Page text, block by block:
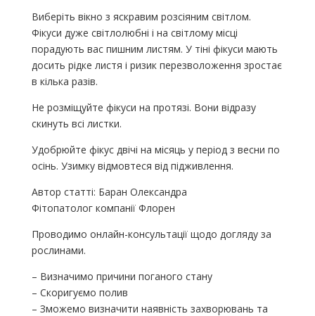
Виберіть вікно з яскравим розсіяним світлом.
Фікуси дуже світлолюбні і на світлому місці
порадують вас пишним листям. У тіні фікуси мають
досить рідке листя і ризик перезволоження зростає
в кілька разів.
Не розміщуйте фікуси на протязі. Вони відразу
скинуть всі листки.
Удобрюйте фікус двічі на місяць у період з весни по
осінь. Узимку відмовтеся від підживлення.
Автор статті: Баран Олександра
Фітопатолог компанії Флорен
Проводимо онлайн-консультації щодо догляду за
рослинами.
– Визначимо причини поганого стану
– Скоригуємо полив
– Зможемо визначити наявність захворювань та